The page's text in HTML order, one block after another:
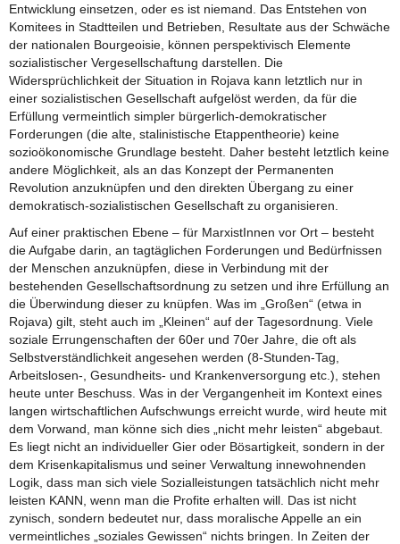
Entwicklung einsetzen, oder es ist niemand. Das Entstehen von
Komitees in Stadtteilen und Betrieben, Resultate aus der Schwäche
der nationalen Bourgeoisie, können perspektivisch Elemente
sozialistischer Vergesellschaftung darstellen. Die
Widersprüchlichkeit der Situation in Rojava kann letztlich nur in
einer sozialistischen Gesellschaft aufgelöst werden, da für die
Erfüllung vermeintlich simpler bürgerlich-demokratischer
Forderungen (die alte, stalinistische Etappentheorie) keine
sozioökonomische Grundlage besteht. Daher besteht letztlich keine
andere Möglichkeit, als an das Konzept der Permanenten
Revolution anzuknüpfen und den direkten Übergang zu einer
demokratisch-sozialistischen Gesellschaft zu organisieren.
Auf einer praktischen Ebene – für MarxistInnen vor Ort – besteht
die Aufgabe darin, an tagtäglichen Forderungen und Bedürfnissen
der Menschen anzuknüpfen, diese in Verbindung mit der
bestehenden Gesellschaftsordnung zu setzen und ihre Erfüllung an
die Überwindung dieser zu knüpfen. Was im „Großen“ (etwa in
Rojava) gilt, steht auch im „Kleinen“ auf der Tagesordnung. Viele
soziale Errungenschaften der 60er und 70er Jahre, die oft als
Selbstverständlichkeit angesehen werden (8-Stunden-Tag,
Arbeitslosen-, Gesundheits- und Krankenversorgung etc.), stehen
heute unter Beschuss. Was in der Vergangenheit im Kontext eines
langen wirtschaftlichen Aufschwungs erreicht wurde, wird heute mit
dem Vorwand, man könne sich dies „nicht mehr leisten“ abgebaut.
Es liegt nicht an individueller Gier oder Bösartigkeit, sondern in der
dem Krisenkapitalismus und seiner Verwaltung innewohnenden
Logik, dass man sich viele Sozialleistungen tatsächlich nicht mehr
leisten KANN, wenn man die Profite erhalten will. Das ist nicht
zynisch, sondern bedeutet nur, dass moralische Appelle an ein
vermeintliches „soziales Gewissen“ nichts bringen. In Zeiten der